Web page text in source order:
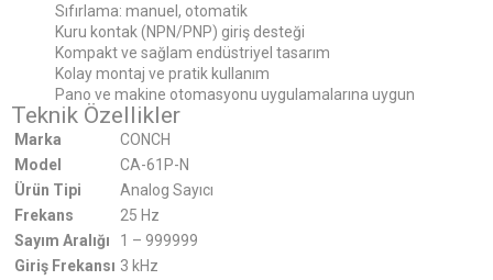
Sıfırlama: manuel, otomatik
Kuru kontak (NPN/PNP) giriş desteği
Kompakt ve sağlam endüstriyel tasarım
Kolay montaj ve pratik kullanım
Pano ve makine otomasyonu uygulamalarına uygun
Teknik Özellikler
Marka
CONCH
Model
CA-61P-N
Ürün Tipi
Analog Sayıcı
Frekans
25 Hz
Sayım Aralığı
1 – 999999
Giriş Frekansı 3 kHz